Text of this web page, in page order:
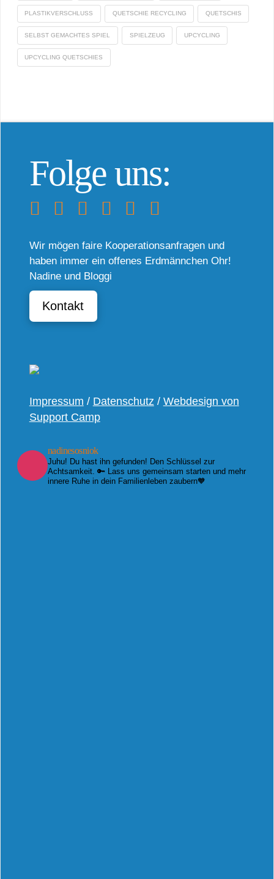
PLASTIKVERSCHLUSS QUETSCHIE RECYCLING QUETSCHIS
SELBST GEMACHTES SPIEL SPIELZEUG UPCYCLING
UPCYCLING QUETSCHIES
Folge uns:
Wir mögen faire Kooperationsanfragen und
haben immer ein offenes Erdmännchen Ohr!
Nadine und Bloggi
Kontakt
Impressum / Datenschutz/ Webdesign von
Support Camp
nadinesosniok
Juhu! Du hast ihn gefunden! Den Schlüssel zur
Achtsamkeit. 🔑 Lass uns gemeinsam starten und mehr
innere Ruhe in dein Familienleben zaubern🧡